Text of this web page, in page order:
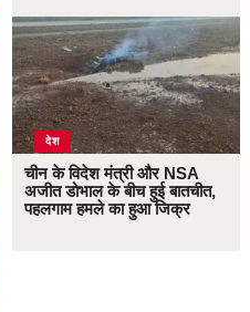
देश
चीन के विदेश मंत्री और NSA
अजीत डोभाल के बीच हुई बातचीत,
पहलगाम हमले का हुआ जिक्र